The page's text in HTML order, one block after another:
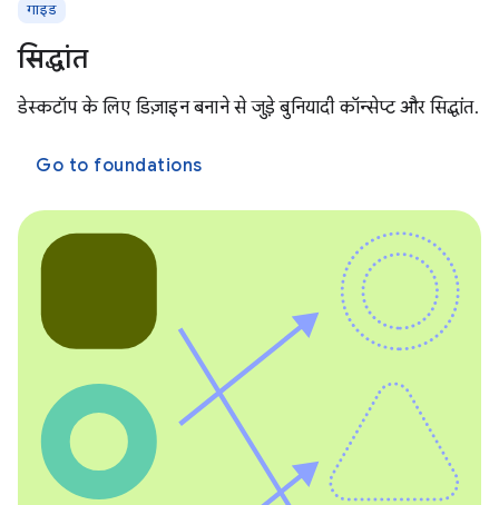
गाइड
सिद्धांत
डेस्कटॉप के लिए डिज़ाइन बनाने से जुड़े बुनियादी कॉन्सेप्ट और सिद्धांत.
Go to foundations